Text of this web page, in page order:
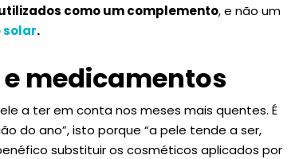
como um complemento, e não um
solar.
medicamentos
a ter em conta nos meses mais quentes. É
do ano”, isto porque “a pele tende a ser,
substituir os cosméticos aplicados por